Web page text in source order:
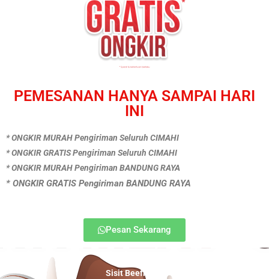
PEMESANAN HANYA SAMPAI HARI
INI
* ONGKIR MURAH Pengiriman Seluruh CIMAHI
* ONGKIR GRATIS Pengiriman Seluruh CIMAHI
* ONGKIR MURAH Pengiriman BANDUNG RAYA
* ONGKIR GRATIS Pengiriman BANDUNG RAYA
Pesan Sekarang
Sisit Beefmart: